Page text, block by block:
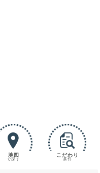
地図
で探す
こだわり
条件